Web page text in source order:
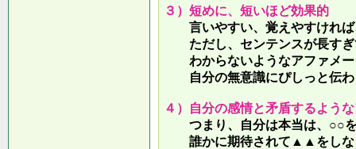
３）短めに、短いほど効果的
言いやすい、覚えやすければ
ただし、センテンスが長すぎ
わからないようなアファメー
自分の無意識にぴしっと伝わ
４）自分の感情と矛盾するよう
つまり、自分は本当は、○○を
誰かに期待されて▲▲をしな